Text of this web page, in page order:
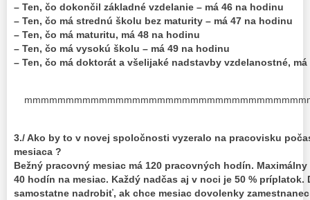
– Ten, čo dokončil základné vzdelanie – má 46 na hodinu
– Ten, čo má strednú školu bez maturity – má 47 na hodinu
– Ten, čo má maturitu, má 48 na hodinu
– Ten, čo má vysokú školu – má 49 na hodinu
– Ten, čo má doktorát a všelijaké nadstavby vzdelanostné,
3./ Ako by to v novej spoločnosti vyzeralo na pracovisku
mesiaca ?
Bežný pracovný mesiac má 120 pracovných hodín.
40 hodín na mesiac. Každý nadčas aj v noci je 50 % príplatok.
samostatne nadrobiť, ak chce mesiac dovolenky